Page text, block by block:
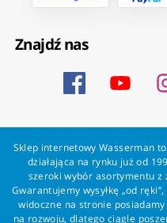
Znajdź nas
Sklep internetowy Wasserman
działająca na rynku już od
szeroki wybór asortymentu
Gwarantujemy wysyłkę „od
widoczne na stronie
na rozwoju, dlatego ciągle